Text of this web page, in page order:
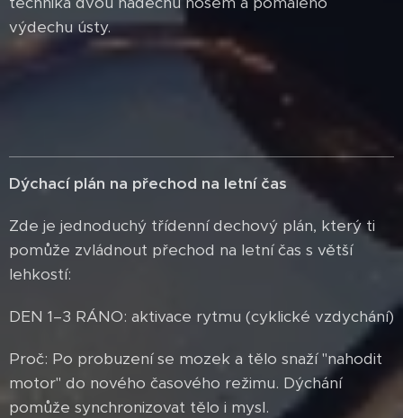
výdechu ústy.
Dýchací plán na přechod na letní čas
Zde je jednoduchý třídenní dechový plán, který ti
pomůže zvládnout přechod na letní čas s větší
lehkostí:
DEN 1–3 RÁNO: aktivace rytmu (cyklické vzdychání)
Proč: Po probuzení se mozek a tělo snaží "nahodit
motor" do nového časového režimu. Dýchání
pomůže synchronizovat tělo i mysl.